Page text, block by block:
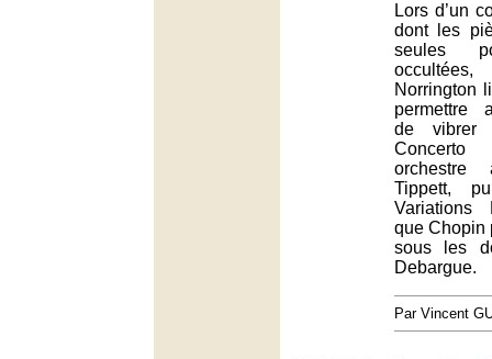
Lors d’un
dont les
seules
Norrington
permettre
de vibrer
Tippett,
Variations
que Chopin
sous les
Debargue.
Par Vincent